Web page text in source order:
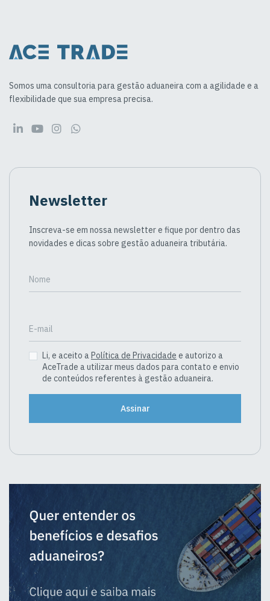
Somos uma consultoria para gestão aduaneira com a agilidade e a
flexibilidade que sua empresa precisa.
Newsletter
Inscreva-se em nossa newsletter e fique por dentro das
novidades e dicas sobre gestão aduaneira tributária.
Nome
E-mail
Li, e aceito aPolítica de Privacidade e autorizo a
AceTrade a utilizar meus dados para contato e envio
de conteúdos referentes à gestão aduaneira.
Assinar